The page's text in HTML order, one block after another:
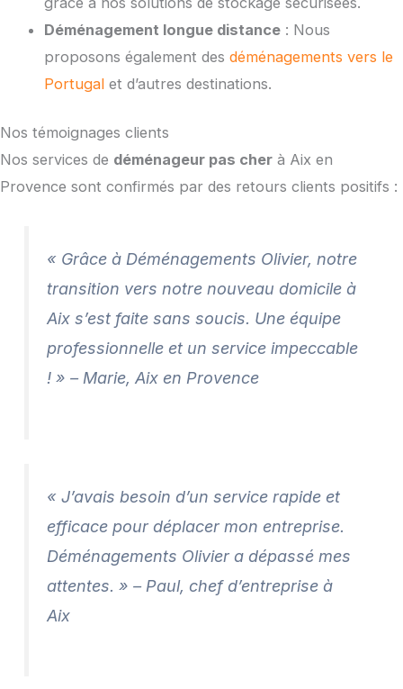
Déménagement longue distance : Nous
proposons également desdéménagements vers le
Portugal et d’autres destinations.
Nos témoignages clients
Nos services de déménageur pas cher à Aix en
Provence sont confirmés par des retours clients positifs :
« Grâce à Déménagements Olivier, notre
transition vers notre nouveau domicile à
Aix s’est faite sans soucis. Une équipe
professionnelle et un service impeccable
! » – Marie, Aix en Provence
« J’avais besoin d’un service rapide et
efficace pour déplacer mon entreprise.
Déménagements Olivier a dépassé mes
attentes. » – Paul, chef d’entreprise à
Aix